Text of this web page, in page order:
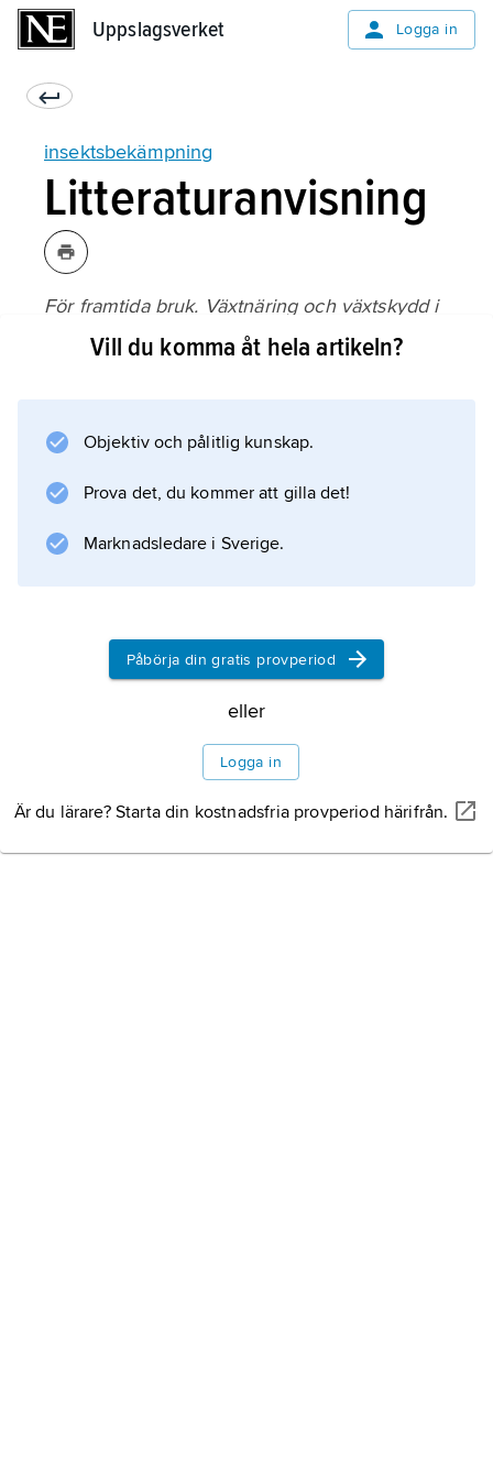
Uppslagsverket Logga in
insektsbekämpning
Litteraturanvisning
För framtida bruk. Växtnäring och växtskydd i
Sveriges jordbruk och skogsbruk
Information om artikeln
Vill du komma åt hela artikeln?
Objektiv och pålitlig kunskap.
Prova det, du kommer att gilla det!
Marknadsledare i Sverige.
Påbörja din gratis provperiod
eller
Logga in
Är du lärare? Starta din kostnadsfria provperiod härifrån.